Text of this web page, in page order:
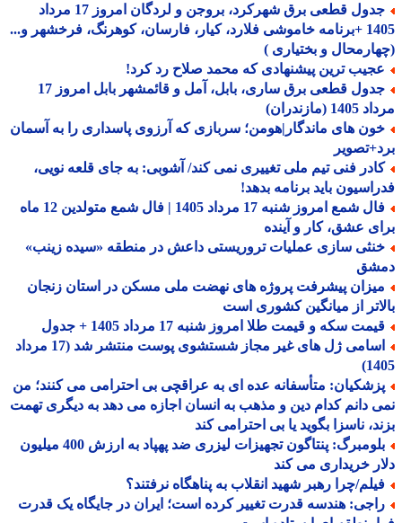
جدول قطعی برق شهرکرد، بروجن و لردگان امروز 17 مرداد
1405 +برنامه خاموشی فلارد، کیار، فارسان، کوهرنگ، فرخشهر و...
و بختیاری )
ترین پیشنهادی که محمد صلاح رد کرد!
جدول قطعی برق ساری، بابل، آمل و قائمشهر بابل امروز 17
(مازندران)
های ماندگار|هومن؛ سربازی که آرزوی پاسداری را به آسمان
فنی تیم ملی تغییری نمی کند/ آشوبی: به جای قلعه نویی،
باید برنامه بدهد!
فال شمع امروز شنبه 17 مرداد 1405 | فال شمع متولدین 12 ماه
عشق، کار و آینده
سازی عملیات تروریستی داعش در منطقه «سیده زینب»
پیشرفت پروژه های نهضت ملی مسکن در استان زنجان
از میانگین کشوری است
سکه و قیمت طلا امروز شنبه 17 مرداد 1405 + جدول
اسامی ژل های غیر مجاز شستشوی پوست منتشر شد (17 مرداد
متأسفانه عده ای به عراقچی بی احترامی می کنند؛ من
دانم کدام دین و مذهب به انسان اجازه می دهد به دیگری تهمت
ناسزا بگوید یا بی احترامی کند
بلومبرگ: پنتاگون تجهیزات لیزری ضد پهپاد به ارزش 400 میلیون
خریداری می کند
چرا رهبر شهید انقلاب به پناهگاه نرفتند؟
هندسه قدرت تغییر کرده است؛ ایران در جایگاه یک قدرت